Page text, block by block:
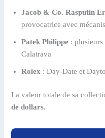
Jacob & Co. Rasputin
provocatrice avec
Patek Philippe :
Calatrava
Rolex : Day-Date et
La valeur totale de sa
de dollars.